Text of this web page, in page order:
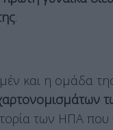
.
και η ομάδα
των ΗΠΑ